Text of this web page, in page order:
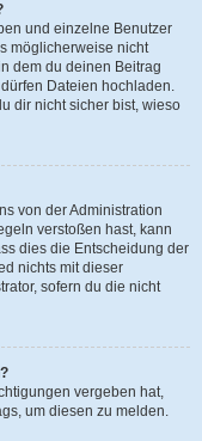
und einzelne Benutzer
möglicherweise nicht
dem du deinen Beitrag
Dateien hochladen.
dir nicht sicher bist, wieso
von der Administration
verstoßen hast, kann
dies die Entscheidung der
nichts mit dieser
sofern du die nicht
vergeben hat,
um diesen zu melden.